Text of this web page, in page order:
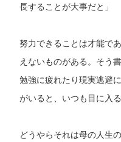
長することが大事だと」
努力できることは才能で
えないものがある。そう
勉強に疲れたり現実逃避
がいると、いつも目に入る
どうやらそれは母の人生